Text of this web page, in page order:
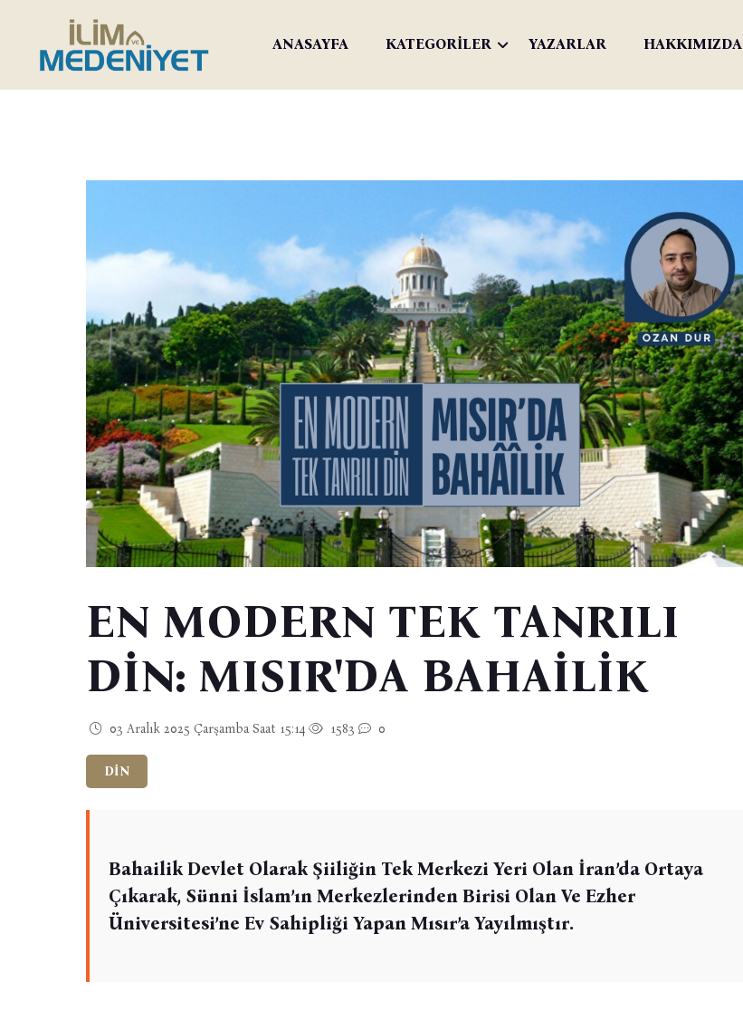
ANASAYFA KATEGORİLER YAZARLAR HAKKIMIZDA
EN MODERN TEK TANRILI
DİN: MISIR'DA BAHAİLİK
03 Aralık 2025 Çarşamba Saat 15:14 1583 0
DİN
Bahailik Devlet Olarak Şiiliğin Tek Merkezi Yeri Olan İran’da Ortaya
Çıkarak, Sünni İslam’ın Merkezlerinden Birisi Olan Ve Ezher
Üniversitesi’ne Ev Sahipliği Yapan Mısır’a Yayılmıştır.